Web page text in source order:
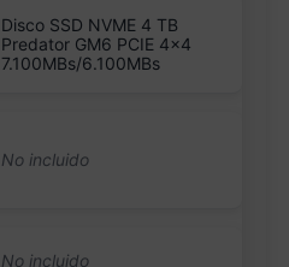
Disco SSD NVME 4 TB
Predator GM6 PCIE 4×4
7.100MBs/6.100MBs